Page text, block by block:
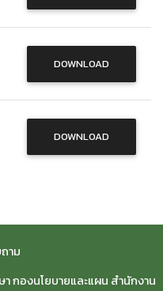
DOWNLOAD
DOWNLOAD
าม
กองนโยบายและแผน สำนักงาน